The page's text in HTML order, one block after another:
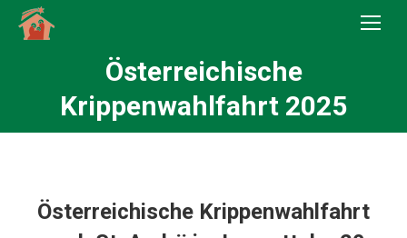
Österreichische
Krippenwahlfahrt 2025
Österreichische Krippenwahlfahrt